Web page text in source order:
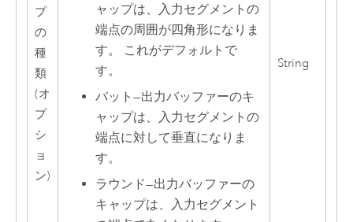
プ
の
種
類
(オ
プ
シ
ョ
ン)
ャップは、入力セグメントの
端点の周囲が四角形になりま
す。 これがデフォルトで
す。
バット—出力バッファーのキ
ャップは、入力セグメントの
端点に対して垂直になりま
す。
ラウンド—出力バッファーの
キャップは、入力セグメント
String